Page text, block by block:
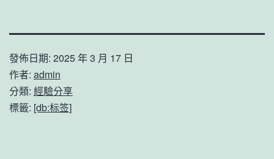
發佈日期: 2025 年 3 月 17 日
作者: admin
分類: 經驗分享
標籤: [db:标签]